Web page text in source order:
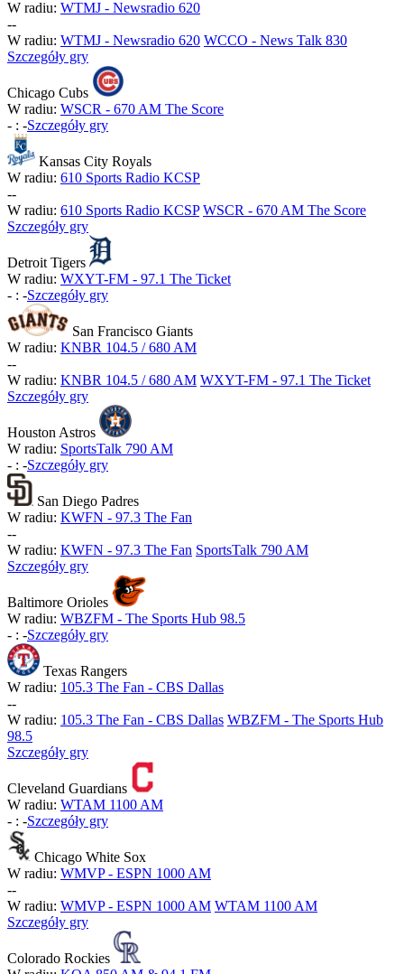
W radiu: WTMJ - Newsradio 620
--
W radiu: WTMJ - Newsradio 620 WCCO - News Talk 830
Szczegóły gry
Chicago Cubs
W radiu: WSCR - 670 AM The Score
- : -Szczegóły gry
Kansas City Royals
W radiu: 610 Sports Radio KCSP
--
W radiu: 610 Sports Radio KCSP WSCR - 670 AM The Score
Szczegóły gry
Detroit Tigers
W radiu: WXYT-FM - 97.1 The Ticket
- : -Szczegóły gry
San Francisco Giants
W radiu: KNBR 104.5 / 680 AM
--
W radiu: KNBR 104.5 / 680 AM WXYT-FM - 97.1 The Ticket
Szczegóły gry
Houston Astros
W radiu: SportsTalk 790 AM
- : -Szczegóły gry
San Diego Padres
W radiu: KWFN - 97.3 The Fan
--
W radiu: KWFN - 97.3 The Fan SportsTalk 790 AM
Szczegóły gry
Baltimore Orioles
W radiu: WBZFM - The Sports Hub 98.5
- : -Szczegóły gry
Texas Rangers
W radiu: 105.3 The Fan - CBS Dallas
--
W radiu: 105.3 The Fan - CBS Dallas WBZFM - The Sports Hub
98.5
Szczegóły gry
Cleveland Guardians
W radiu: WTAM 1100 AM
- : -Szczegóły gry
Chicago White Sox
W radiu: WMVP - ESPN 1000 AM
--
W radiu: WMVP - ESPN 1000 AM WTAM 1100 AM
Szczegóły gry
Colorado Rockies